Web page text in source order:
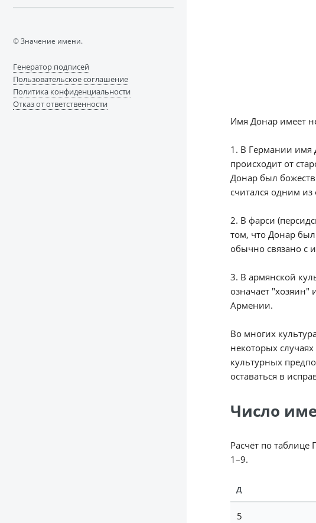
Имя Донар имеет
1. В Германии имя
происходит от
Донар был
считался одним
2. В фарси
том, что Донар
обычно связано с
3. В армянской
означает "хозяин"
Армении.
Во многих
некоторых
культурных
оставаться в
Число
Расчёт по таблице
1–9.
Д
5
© Значение имени.
Генератор подписей
Пользовательское соглашение
Политика конфиденциальности
Отказ от ответственности